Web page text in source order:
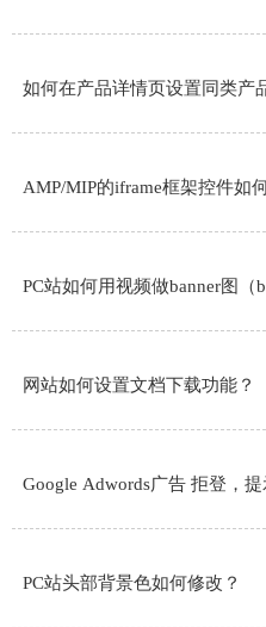
如何在产品详情页设置同类产
AMP/MIP的iframe框架控件如
PC站如何用视频做banner图（
网站如何设置文档下载功能？
Google Adwords广告 拒登，
PC站头部背景色如何修改？